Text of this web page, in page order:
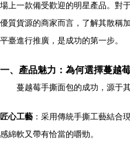
場上一款備受歡迎的明星產品。對
優質貨源的商家而言，了解其散稱
平臺進行推廣，是成功的第一步。
一、產品魅力：為何選擇蔓越
蔓越莓手撕面包的成功，源于
匠心工藝 ：采用傳統手撕工藝結合
感綿軟又帶有恰當的嚼勁。